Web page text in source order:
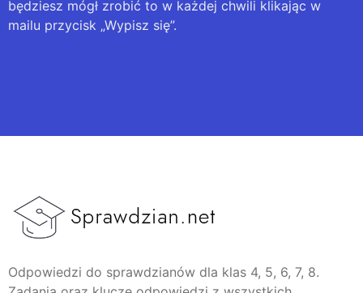
będziesz mógł zrobić to w każdej chwili klikając w
mailu przycisk „Wypisz się”.
Odpowiedzi do sprawdzianów dla klas 4, 5, 6, 7, 8.